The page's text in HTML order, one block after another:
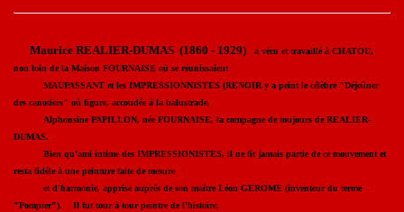
Maurice REALIER-DUMAS (1860 - 1929)
a vécu et travaillé à CHATOU,
non loin de la Maison FOURNAISE où se réunissaient
MAUPASSANT et les IMPRESSIONNISTES (RENOIR y a peint le célèbre "Déjeûner
des canotiers" où figure, accoudée à la balustrade,
Alphonsine PAPILLON, née FOURNAISE, la compagne de toujours de REALIER-
DUMAS.
Bien qu'ami intime des IMPRESSIONISTES, il ne fit jamais partie de ce mouvement et
resta fidèle à une peinture faite de mesure
et d'harmonie, apprise auprès de son maître Léon GEROME (inventeur du terme
"Pompier"). Il fut tour à tour peintre de l'histoire,